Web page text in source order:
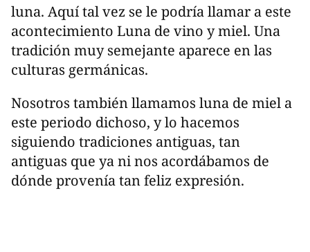
luna. Aquí tal vez se le podría llamar a este
acontecimiento Luna de vino y miel. Una
tradición muy semejante aparece en las
culturas germánicas.
Nosotros también llamamos luna de miel a
este periodo dichoso, y lo hacemos
siguiendo tradiciones antiguas, tan
antiguas que ya ni nos acordábamos de
dónde provenía tan feliz expresión.